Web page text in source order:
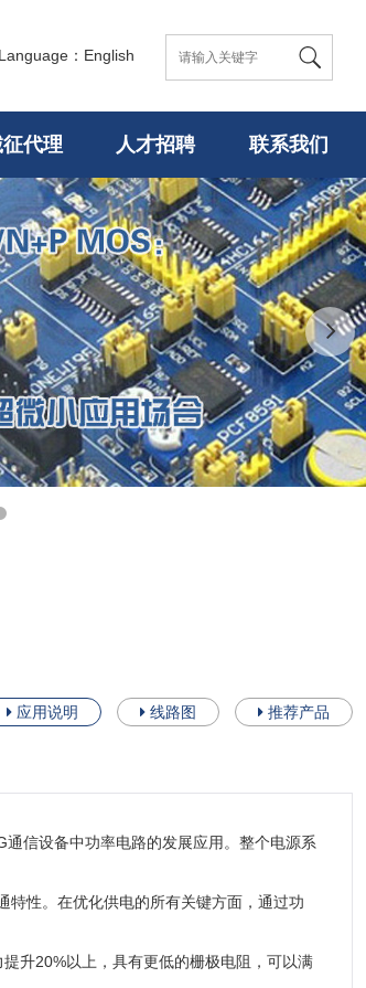
Language：English
代理 人才招聘 联系我们
应用说明 线路图 推荐产品
信设备中功率电路的发展应用。整个电源系
性。在优化供电的所有关键方面，通过功
升20%以上，具有更低的栅极电阻，可以满